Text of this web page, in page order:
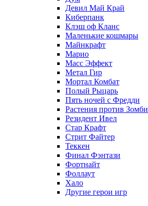
Девил Май Край
Киберпанк
Клэш оф Кланс
Маленькие кошмары
Майнкрафт
Марио
Масс Эффект
Метал Гир
Мортал Комбат
Полый Рыцарь
Пять ночей с Фредди
Растения против Зомби
Резидент Ивел
Стар Крафт
Стрит Файтер
Теккен
Финал Фэнтази
Фортнайт
Фоллаут
Хало
Другие герои игр